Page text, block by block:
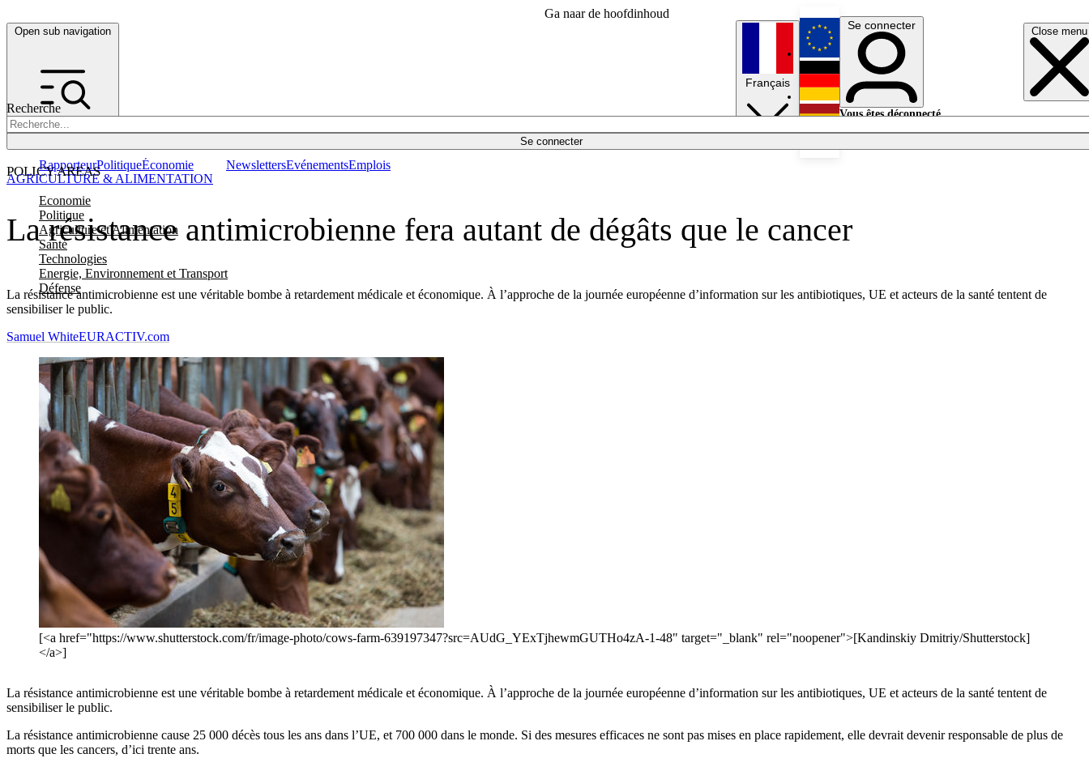
Ga naar de hoofdinhoud
Open sub navigation Close menu
Recherche
Se connecter
POLICY AREAS
Economie
Politique
Agriculture et Alimentation
Santé
Technologies
Energie, Environnement et Transport
Défense
RapporteurPolitiqueÉconomie NewslettersEvénementsEmplois
Français
English
Deutsch
Se connecter
Vous êtes déconnecté.
La résistance antimicrobienne fera autant de dégâts que le cancer
La résistance antimicrobienne est une véritable bombe à retardement médicale et économique. À l’approche de la journée européenne d’information sur les antibiotiques, UE et acteurs de la santé tentent de
sensibiliser le public.
AGRICULTURE & ALIMENTATION
Samuel WhiteEURACTIV.com
[<a href="https://www.shutterstock.com/fr/image-photo/cows-farm-639197347?src=AUdG_YExTjhewmGUTHo4zA-1-48" target="_blank" rel="noopener">[Kandinskiy Dmitriy/Shutterstock]
</a>]
La résistance antimicrobienne est une véritable bombe à retardement médicale et économique. À l’approche de la journée européenne d’information sur les antibiotiques, UE et acteurs de la santé tentent de
sensibiliser le public.
La résistance antimicrobienne cause 25 000 décès tous les ans dans l’UE, et 700 000 dans le monde. Si des mesures efficaces ne sont pas mises en place rapidement, elle devrait devenir responsable de plus de
morts que les cancers, d’ici trente ans.